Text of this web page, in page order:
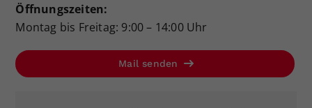
Öffnungszeiten:
Montag bis Freitag: 9:00 – 14:00 Uhr
Mail senden